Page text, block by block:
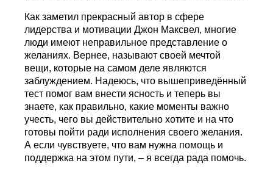
Как заметил прекрасный автор в сфере
лидерства и мотивации Джон Максвел, многие
люди имеют неправильное представление о
желаниях. Вернее, называют своей мечтой
вещи, которые на самом деле являются
заблуждением. Надеюсь, что вышеприведённый
тест помог вам внести ясность и теперь вы
знаете, как правильно, какие моменты важно
учесть, чего вы действительно хотите и на что
готовы пойти ради исполнения своего желания.
А если чувствуете, что вам нужна помощь и
поддержка на этом пути, – я всегда рада помочь.